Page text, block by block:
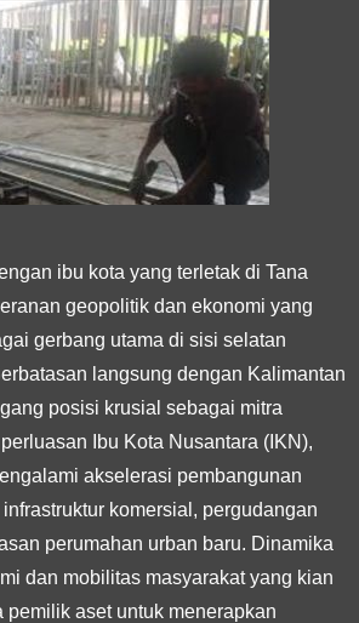
ibu kota yang terletak di Tana
geopolitik dan ekonomi yang
gerbang utama di sisi selatan
langsung dengan Kalimantan
posisi krusial sebagai mitra
Ibu Kota Nusantara (IKN),
akselerasi pembangunan
komersial, pergudangan
perumahan urban baru. Dinamika
dan mobilitas masyarakat yang kian
pemilik aset untuk menerapkan